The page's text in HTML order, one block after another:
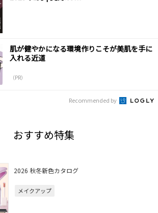
肌が健やかになる環境作りこそが美肌を手に
入れる近道
（PR）
Recommended by
おすすめ特集
2026 秋冬新色カタログ
メイクアップ